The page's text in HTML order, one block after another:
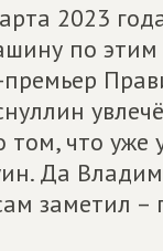
2023
по
том, что уже
Да
заметил –